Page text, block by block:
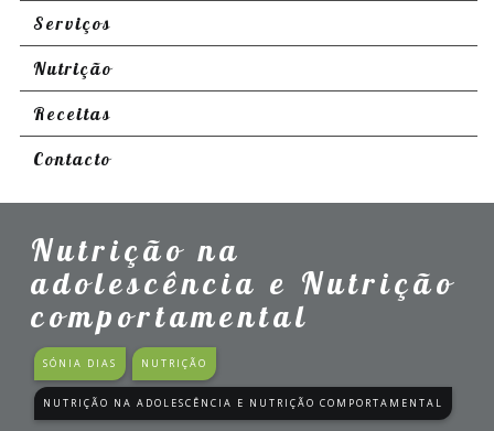
Serviços
Nutrição
Receitas
Contacto
Nutrição na
adolescência e Nutrição
comportamental
SÓNIA DIAS NUTRIÇÃO
NUTRIÇÃO NA ADOLESCÊNCIA E NUTRIÇÃO COMPORTAMENTAL